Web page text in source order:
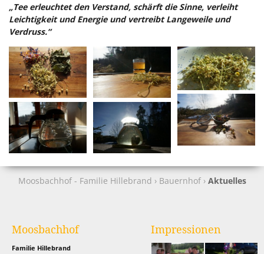
„Tee erleuchtet den Verstand, schärft die Sinne, verleiht
Leichtigkeit und Energie und vertreibt Langeweile und
Verdruss.“
Moosbachhof - Familie Hillebrand › Bauernhof› Aktuelles
Moosbachhof
Familie Hillebrand
Impressionen